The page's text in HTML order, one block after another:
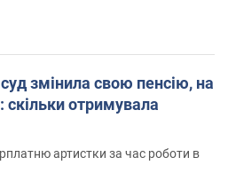
змінила свою пенсію, на
скільки отримувала
артистки за час роботи в